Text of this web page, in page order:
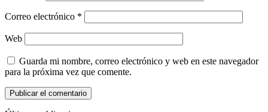
Correo electrónico *
Web
Guarda mi nombre, correo electrónico y web en este navegador
para la próxima vez que comente.